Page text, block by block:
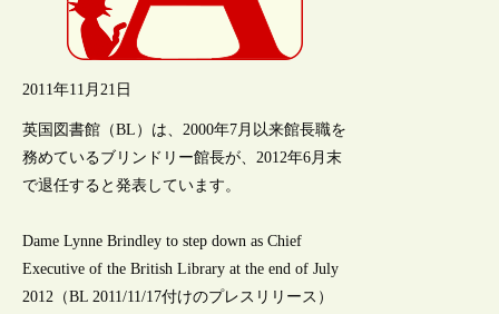
2011年11月21日
英国図書館（BL）は、2000年7月以来館長職を
務めているブリンドリー館長が、2012年6月末
で退任すると発表しています。
Dame Lynne Brindley to step down as Chief
Executive of the British Library at the end of July
2012（BL 2011/11/17付けのプレスリリース）